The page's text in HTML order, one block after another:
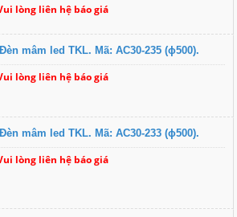
lòng liên hệ báo giá
Đèn mâm led TKL. Mã: AC30-235 (ɸ500).
lòng liên hệ báo giá
Đèn mâm led TKL. Mã: AC30-233 (ɸ500).
lòng liên hệ báo giá